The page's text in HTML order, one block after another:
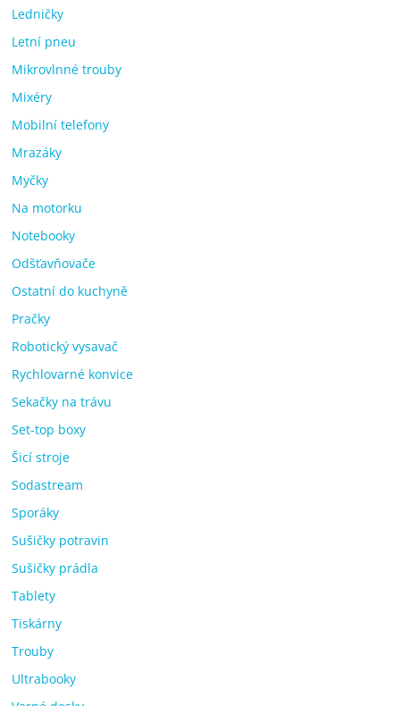
Ledničky
Letní pneu
Mikrovlnné trouby
Mixéry
Mobilní telefony
Mrazáky
Myčky
Na motorku
Notebooky
Odšťavňovače
Ostatní do kuchyně
Pračky
Robotický vysavač
Rychlovarné konvice
Sekačky na trávu
Set-top boxy
Šicí stroje
Sodastream
Sporáky
Sušičky potravin
Sušičky prádla
Tablety
Tiskárny
Trouby
Ultrabooky